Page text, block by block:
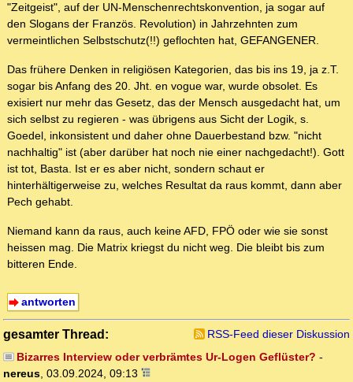
"Zeitgeist", auf der UN-Menschenrechtskonvention, ja sogar auf
den Slogans der Französ. Revolution) in Jahrzehnten zum
vermeintlichen Selbstschutz(!!) geflochten hat, GEFANGENER.
Das frühere Denken in religiösen Kategorien, das bis ins 19, ja z.T.
sogar bis Anfang des 20. Jht. en vogue war, wurde obsolet. Es
exisiert nur mehr das Gesetz, das der Mensch ausgedacht hat, um
sich selbst zu regieren - was übrigens aus Sicht der Logik, s.
Goedel, inkonsistent und daher ohne Dauerbestand bzw. "nicht
nachhaltig" ist (aber darüber hat noch nie einer nachgedacht!). Gott
ist tot, Basta. Ist er es aber nicht, sondern schaut er
hinterhältigerweise zu, welches Resultat da raus kommt, dann aber
Pech gehabt.
Niemand kann da raus, auch keine AFD, FPÖ oder wie sie sonst
heissen mag. Die Matrix kriegst du nicht weg. Die bleibt bis zum
bitteren Ende.
antworten
gesamter Thread:
RSS-Feed dieser Diskussion
Bizarres Interview oder verbrämtes Ur-Logen Geflüster? -
nereus, 03.09.2024, 09:13